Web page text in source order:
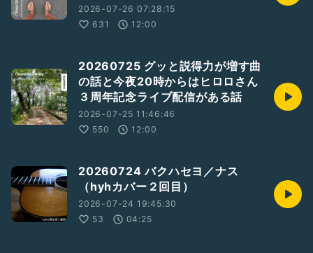
2026-07-26 07:28:15
631
12:00
20260725 グッと説得力が増す曲
の話と今夜20時からはヒロロさん
３周年記念ライブ配信がある話
2026-07-25 11:46:46
550
12:00
20260724 バクハセヨ／ナス
（hyhカバー２回目）
2026-07-24 19:45:30
53
04:25